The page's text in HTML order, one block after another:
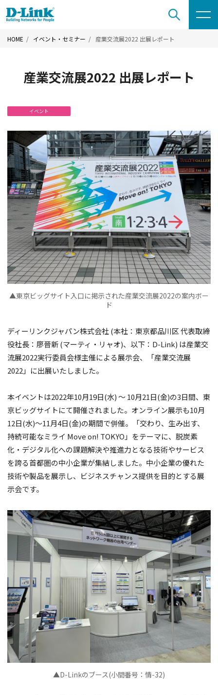
HOME イベント・セミナー 産業交流展2022 出展レポート
産業交流展2022 出展レポート
イベント
▲東京ビッグサイト入口に掲示された産業交流展2022の案内ボー
ド
ディーリンクジャパン株式会社 (本社：東京都品川区 代表取締
役社長：廖晉新 (マーティ・リャオ)、以下：D-Link) は産業交
流展2022実行委員会様主催による展示会、「産業交流展
2022」に出展いたしました。
本イベントは2022年10月19日(水) ～ 10月21日(金)の3日間、東
京ビッグサイトにて開催されました。オンライン展示も10月
12日(水)～11月4日(金)の期間で併催。「交わり、生み出す、
持続可能なミライ Move on! TOKYO」をテーマに、脱炭素
化・デジタル化への課題解決や推進力となる技術やサービス
を誇る首都圏の中小企業が集結しました。中小企業の優れた
技術や製品を展示し、ビジネスチャンス提供を目的とする展
示会です。
▲D-Linkのブース(小間番号：情-32)